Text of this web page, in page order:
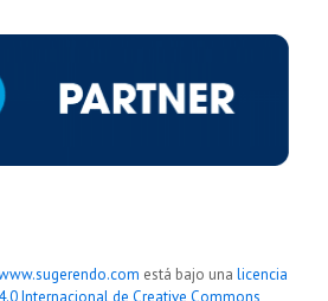
está bajo una licencia
Internacional de Creative Commons